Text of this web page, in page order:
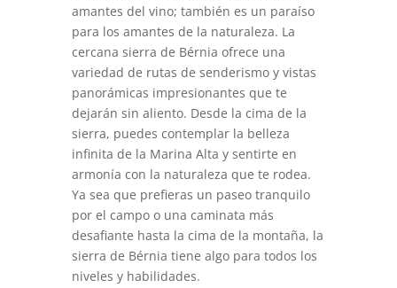
amantes del vino; también es un paraíso
para los amantes de la naturaleza. La
cercana sierra de Bérnia ofrece una
variedad de rutas de senderismo y vistas
panorámicas impresionantes que te
dejarán sin aliento. Desde la cima de la
sierra, puedes contemplar la belleza
infinita de la Marina Alta y sentirte en
armonía con la naturaleza que te rodea.
Ya sea que prefieras un paseo tranquilo
por el campo o una caminata más
desafiante hasta la cima de la montaña, la
sierra de Bérnia tiene algo para todos los
niveles y habilidades.